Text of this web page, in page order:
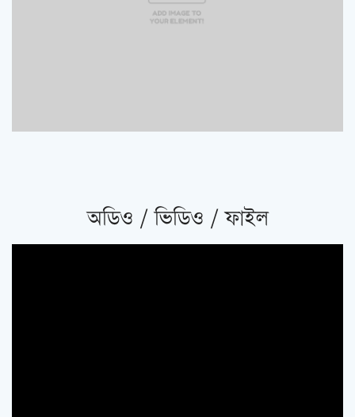
অডিও / ভিডিও / ফাইল